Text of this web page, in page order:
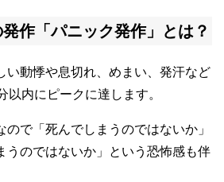
作「パニック発作」とは？
い動悸や息切れ、めまい、発汗など
以内にピークに達します。
ので「死んでしまうのではないか」
うのではないか」という恐怖感も伴